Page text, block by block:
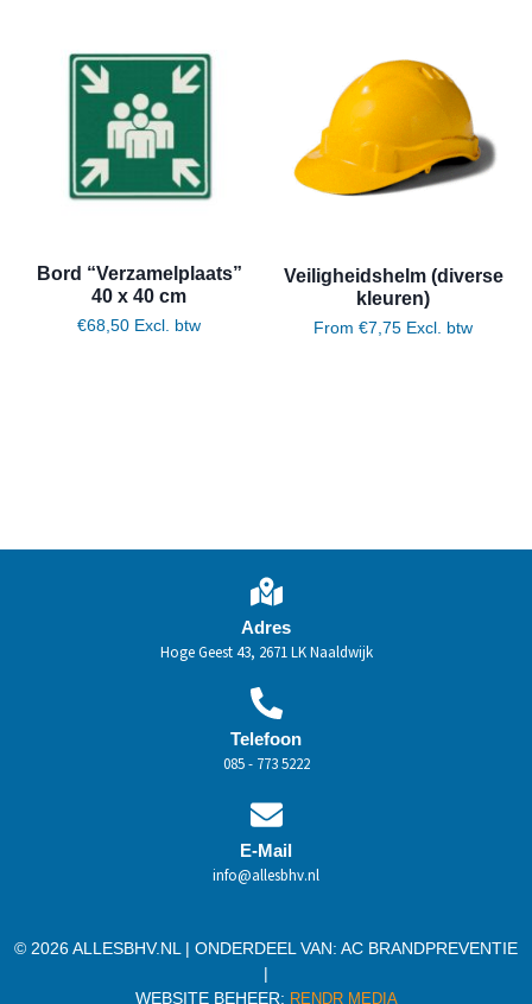
Bord “Verzamelplaats”
40 x 40 cm
€68,50 Excl. btw
Veiligheidshelm (diverse
kleuren)
From €7,75 Excl. btw
Adres
Hoge Geest 43, 2671 LK Naaldwijk
Telefoon
085 - 773 5222
E-Mail
info@allesbhv.nl
© 2026 ALLESBHV.NL | ONDERDEEL VAN: AC BRANDPREVENTIE
|
WEBSITE BEHEER: RENDR MEDIA